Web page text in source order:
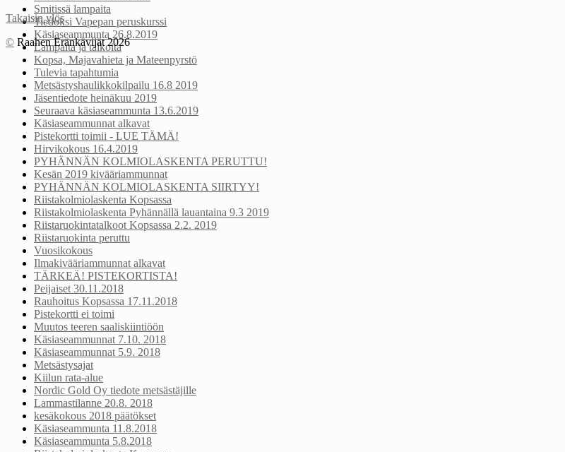
Smitissä lampaita
Tiedoksi Vapepan peruskurssi
Käsiaseammunta 26.8.2019
Lampaita ja talkoita
Kopsa, Majavahieta ja Mateenpyrstö
Tulevia tapahtumia
Metsästyshaulikkokilpailu 16.8 2019
Jäsentiedote heinäkuu 2019
Seuraava käsiaseammunta 13.6.2019
Käsiaseammunnat alkavat
Pistekortti toimii - LUE TÄMÄ!
Hirvikokous 16.4.2019
PYHÄNNÄN KOLMIOLASKENTA PERUTTU!
Kesän 2019 kivääriammunnat
PYHÄNNÄN KOLMIOLASKENTA SIIRTYY!
Riistakolmiolaskenta Kopsassa
Riistakolmiolaskenta Pyhännällä lauantaina 9.3 2019
Riistaruokintatalkoot Kopsassa 2.2. 2019
Riistaruokinta peruttu
Vuosikokous
Ilmakivääriammunnat alkavat
TÄRKEÄ! PISTEKORTISTA!
Peijaiset 30.11.2018
Rauhoitus Kopsassa 17.11.2018
Pistekortti ei toimi
Muutos teeren saaliskiintiöön
Käsiaseammunnat 7.10. 2018
Käsiaseammunnat 5.9. 2018
Metsästysajat
Kiilun rata-alue
Nordic Gold Oy tiedote metsästäjille
Lammastilanne 20.8. 2018
kesäkokous 2018 päätökset
Käsiaseammunta 11.8.2018
Käsiaseammunta 5.8.2018
Takaisin ylös
© Raahen Eränkävijät 2026